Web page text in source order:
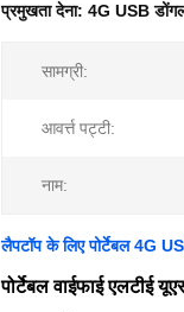
प्रमुखता देना: 4G USB
सामग्री:
आवर्त्त पट्टी:
नाम:
लैपटॉप के लिए पोर्टेबल 4G
पोर्टेबल वाईफाई एलटीई